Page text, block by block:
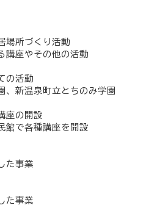
所づくり活動
座やその他の活動
の活動
温泉町立とちのみ学園
座の開設
で各種講座を開設
事業
事業